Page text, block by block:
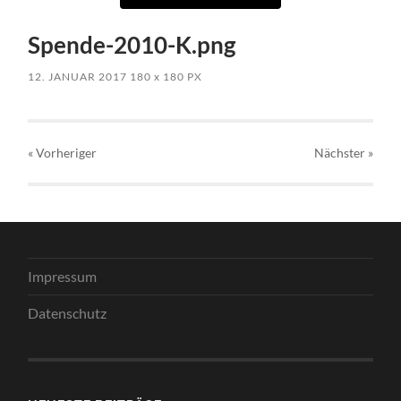
Spende-2010-K.png
12. JANUAR 2017 180x 180 PX
« Vorheriger Nächster »
Impressum
Datenschutz